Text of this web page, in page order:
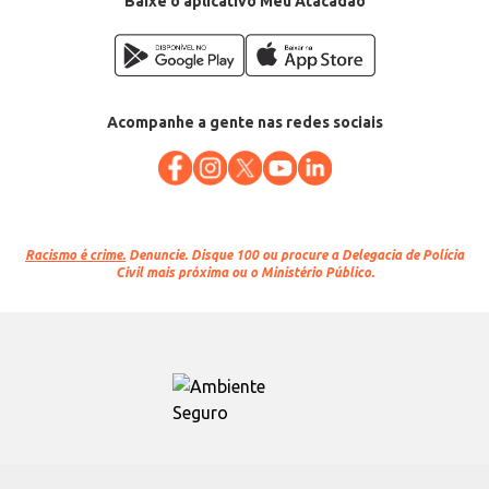
Acompanhe a gente nas redes sociais
Racismo é crime. Denuncie. Disque 100 ou procure a Delegacia de Polícia
Civil mais próxima ou o Ministério Público.